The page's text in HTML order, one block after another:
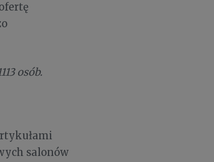
osób.
salonów